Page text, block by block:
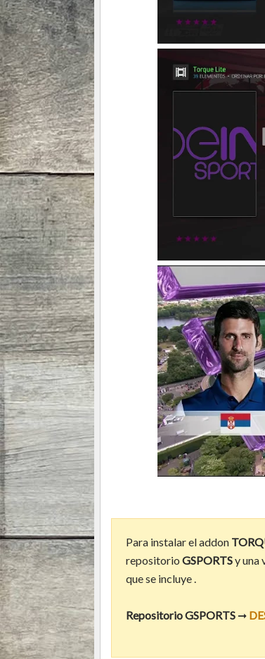
Para instalar el addon
repositorio GSPORTSy una
que se incluye .
Repositorio GSPORTS ➞